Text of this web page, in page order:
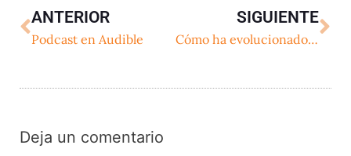
ANTERIOR
Podcast en Audible
SIGUIENTE
Cómo ha evolucionado el número de oyentes de podcasts en España
Deja un comentario